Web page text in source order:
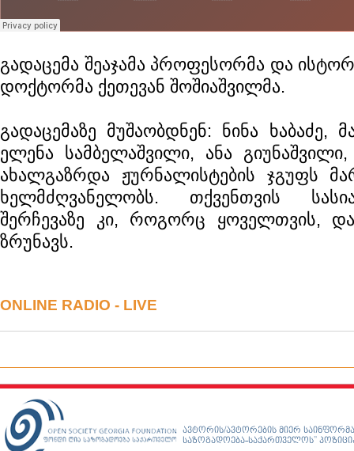
გადაცემა შეაჯამა პროფესორმა და
დოქტორმა ქეთევან შოშიაშვილმა.
გადაცემაზე მუშაობდნენ: ნინა ხაბაძე,
ელენა სამბელაშვილი, ანა
ახალგაზრდა ჟურნალისტების ჯგუფს
ხელმძღვანელობს. თქვენთვის
შერჩევაზე კი, როგორც ყოველთვის,
ზრუნავს.
ONLINE RADIO - LIVE
ავტორის/ავტორების მიერ
საზოგადოება-საქართველოს”